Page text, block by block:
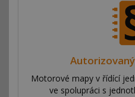
Motorové mapy v řídící
ve spolupráci s